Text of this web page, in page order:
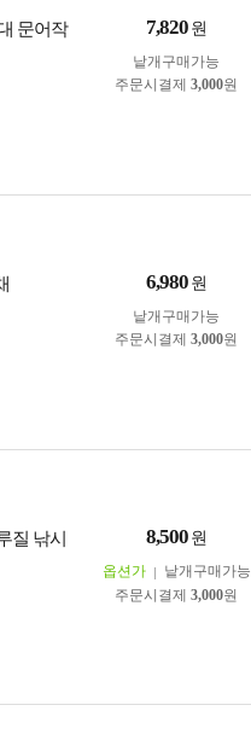
문어작
7,820 원
낱개구매가능
주문시결제 3,000원
6,980 원
낱개구매가능
주문시결제 3,000원
질 낚시
8,500 원
옵션가
낱개구매가능
주문시결제 3,000원